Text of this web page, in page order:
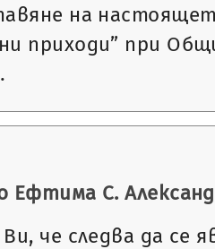
на
приходи” при
Ефтима С.
че следва да се